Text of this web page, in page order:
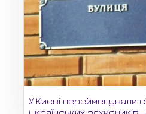
У Києві перейменували